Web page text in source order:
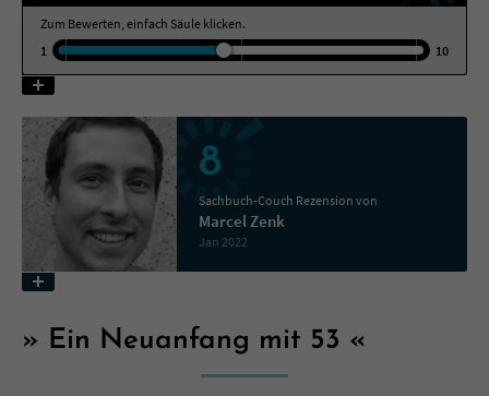
Zum Bewerten, einfach Säule klicken.
1
10
8
Sachbuch-Couch Rezension von
Marcel Zenk
Jan 2022
Ein Neuanfang mit 53
Name tx_pwcomments_ahash
Laufzeit 1 Jahr
Zweck Cookie für Kommentare einzelner Buchtitel
Name fe_typo_user
Anbieter Literatur-Couch Medien GmbH & Co. KG